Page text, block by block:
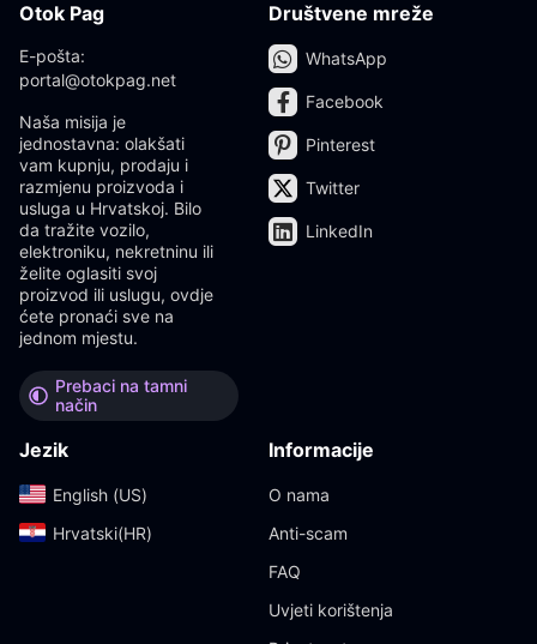
Otok Pag
E-pošta:
portal@otokpag.net
Naša misija je
jednostavna: olakšati
vam kupnju, prodaju i
razmjenu proizvoda i
usluga u Hrvatskoj. Bilo
da tražite vozilo,
elektroniku, nekretninu ili
želite oglasiti svoj
proizvod ili uslugu, ovdje
ćete pronaći sve na
jednom mjestu.
Prebaci na tamni
način
Društvene mreže
WhatsApp
Facebook
Pinterest
Twitter
LinkedIn
Jezik
English (US)‎
Hrvatski(HR)‎
Informacije
O nama
Anti-scam
FAQ
Uvjeti korištenja